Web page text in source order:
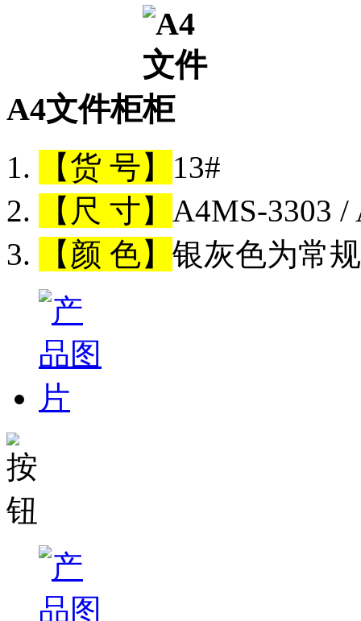
A4文件柜
【货 号】 13#
【尺 寸】 A4MS-3303
【颜 色】 银灰色为常